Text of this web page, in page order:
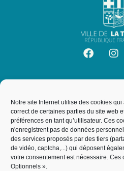
Notre site Internet utilise des cookies
correct de certaines parties du site web
préférences en tant qu’utilisateur. Ces
n'enregistrent pas de données
des services proposés par des tiers
de vidéo, captcha,...) qui déposent
votre consentement est nécessaire. Ces
Optionnels ».
Mairie de la Trinité
19, rue de l'Hôtel de
NOUS CONTACTER
04 93 27 64 00